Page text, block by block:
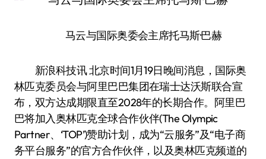
马云与国际奥委会主席托马斯·巴赫
新浪科技讯 北京时间1月19日晚间消息，国际奥
林匹克委员会与阿里巴巴集团在瑞士达沃斯联合宣
布，双方达成期限直至2028年的长期合作。阿里巴
巴将加入奥林匹克全球合作伙伴(The Olympic
Partner、‘TOP’)赞助计划，成为“云服务”及“电子商
务平台服务”的官方合作伙伴，以及奥林匹克频道的